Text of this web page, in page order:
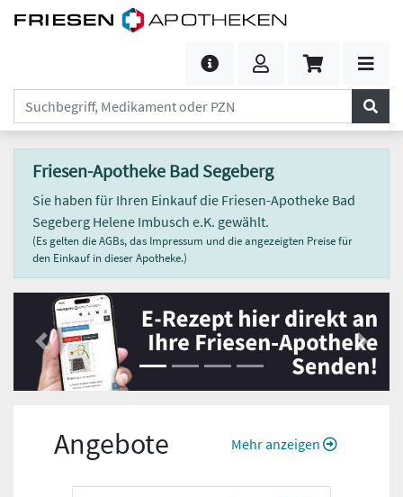
Friesen-Apotheke Bad Segeberg
Sie haben für Ihren Einkauf die Friesen-Apotheke Bad
Segeberg Helene Imbusch e.K. gewählt.
(Es gelten die AGBs, das Impressum und die angezeigten Preise für
den Einkauf in dieser Apotheke.)
Previous Next
Mehr anzeigen
Angebote